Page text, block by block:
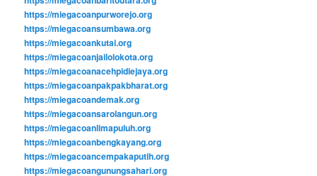
https://miegacoanpurworejo.org
https://miegacoansumbawa.org
https://miegacoankutai.org
https://miegacoanjailolokota.org
https://miegacoanacehpidiejaya.org
https://miegacoanpakpakbharat.org
https://miegacoandemak.org
https://miegacoansarolangun.org
https://miegacoanlimapuluh.org
https://miegacoanbengkayang.org
https://miegacoancempakaputih.org
https://miegacoangunungsahari.org